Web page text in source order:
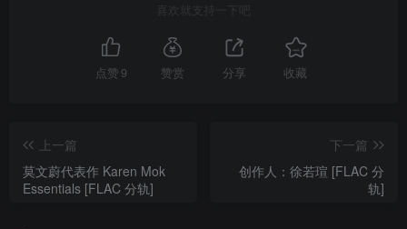
喜欢就支持一下吧
点赞 9 赞赏 分享 收藏
上一篇
莫文蔚代表作 Karen Mok
Essentials [FLAC 分轨]
下一篇
创作人：徐若瑄 [FLAC 分
轨]